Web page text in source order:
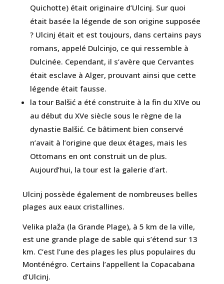
Quichotte) était originaire d’Ulcinj. Sur quoi
était basée la légende de son origine supposée
? Ulcinj était et est toujours, dans certains pays
romans, appelé Dulcinjo, ce qui ressemble à
Dulcinée. Cependant, il s’avère que Cervantes
était esclave à Alger, prouvant ainsi que cette
légende était fausse.
la tour Balšić a été construite à la fin du XIVe ou
au début du XVe siècle sous le règne de la
dynastie Balšić. Ce bâtiment bien conservé
n’avait à l’origine que deux étages, mais les
Ottomans en ont construit un de plus.
Aujourd’hui, la tour est la galerie d’art.
Ulcinj possède également de nombreuses belles
plages aux eaux cristallines.
Velika plaža (la Grande Plage), à 5 km de la ville,
est une grande plage de sable qui s’étend sur 13
km. C’est l’une des plages les plus populaires du
Monténégro. Certains l’appellent la Copacabana
d’Ulcinj.